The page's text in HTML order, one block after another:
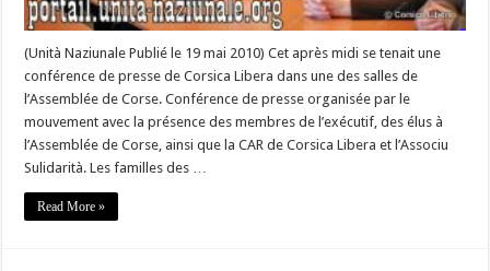
(Unità Naziunale Publié le 19 mai 2010) Cet après midi se tenait une
conférence de presse de Corsica Libera dans une des salles de
l’Assemblée de Corse. Conférence de presse organisée par le
mouvement avec la présence des membres de l’exécutif, des élus à
l’Assemblée de Corse, ainsi que la CAR de Corsica Libera et l’Associu
Sulidarità. Les familles des …
Read More »